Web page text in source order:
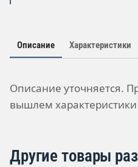
Описание Характеристики
Описание уточняется.
вышлем
Другие товары